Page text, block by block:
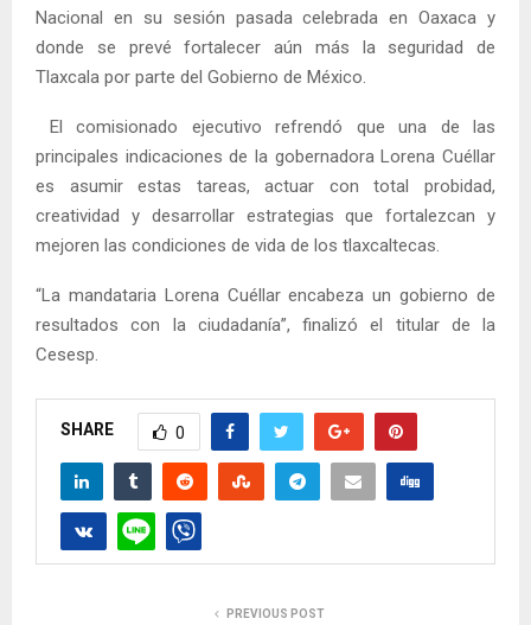
Nacional en su sesión pasada celebrada en Oaxaca y
donde se prevé fortalecer aún más la seguridad de
Tlaxcala por parte del Gobierno de México.
El comisionado ejecutivo refrendó que una de las
principales indicaciones de la gobernadora Lorena Cuéllar
es asumir estas tareas, actuar con total probidad,
creatividad y desarrollar estrategias que fortalezcan y
mejoren las condiciones de vida de los tlaxcaltecas.
“La mandataria Lorena Cuéllar encabeza un gobierno de
resultados con la ciudadanía”, finalizó el titular de la
Cesesp.
SHARE 0
PREVIOUS POST